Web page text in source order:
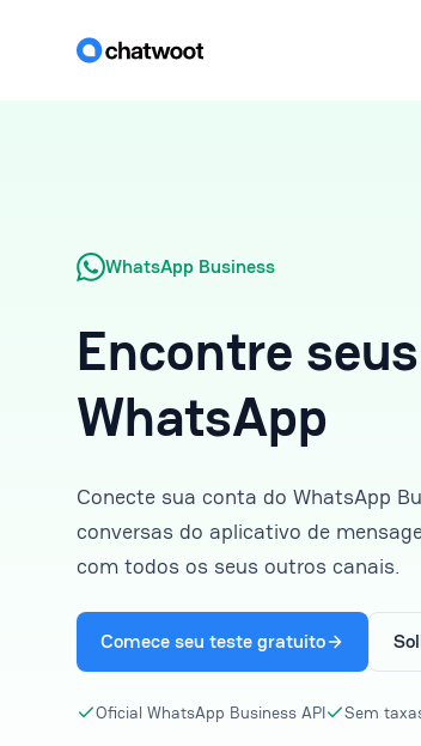
WhatsApp Business
Encontre
WhatsApp
Conecte sua conta do WhatsApp
conversas do aplicativo de
com todos os seus outros canais.
Comece seu teste gratuito
Oficial WhatsApp Business API Sem